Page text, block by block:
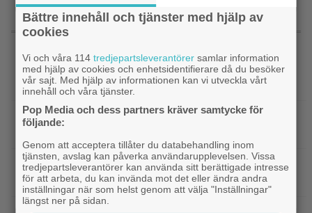
TV-spel| ”Borderlands”-regissören om
kalkonfilmen – ”Den tillhörde ingen”
Casting|3 nya X-Men är redan klara… och det
ryktas om fler heta namn
Hollywood|Morgan Freeman medger: Gör dåliga
filmer – om lönen är hög nog
Bättre innehåll och tjänster med hjälp av
cookies
Vi och våra 114tredjepartsleverantörer samlar information
med hjälp av cookies och enhetsidentifierare då du besöker
vår sajt. Med hjälp av informationen kan vi utveckla vårt
innehåll och våra tjänster.
Pop Media och dess partners kräver samtycke för
följande:
Genom att acceptera tillåter du databehandling inom
tjänsten, avslag kan påverka användarupplevelsen. Vissa
tredjepartsleverantörer kan använda sitt berättigade intresse
för att arbeta, du kan invända mot det eller ändra andra
inställningar när som helst genom att välja "Inställningar"
längst ner på sidan.